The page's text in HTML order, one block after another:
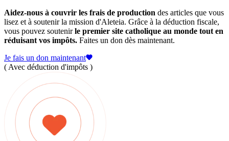
Aidez-nous à couvrir les frais de production des articles que vous
lisez et à soutenir la mission d'Aleteia. Grâce à la déduction fiscale,
vous pouvez soutenirle premier site catholique au monde tout en
réduisant vos impôts. Faites un don dès maintenant.
Je fais un don maintenant
( Avec déduction d'impôts )